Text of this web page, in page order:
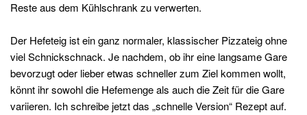
Reste aus dem Kühlschrank zu verwerten.
Der Hefeteig ist ein ganz normaler, klassischer Pizzateig ohne
viel Schnickschnack. Je nachdem, ob ihr eine langsame Gare
bevorzugt oder lieber etwas schneller zum Ziel kommen wollt,
könnt ihr sowohl die Hefemenge als auch die Zeit für die Gare
variieren. Ich schreibe jetzt das „schnelle Version“ Rezept auf.